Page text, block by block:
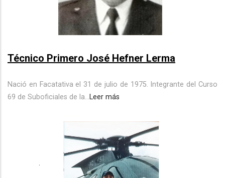
Técnico Primero José Hefner Lerma
Nació en Facatativa el 31 de julio de 1975. Integrante del Curso
69 de Suboficiales de la...Leer más